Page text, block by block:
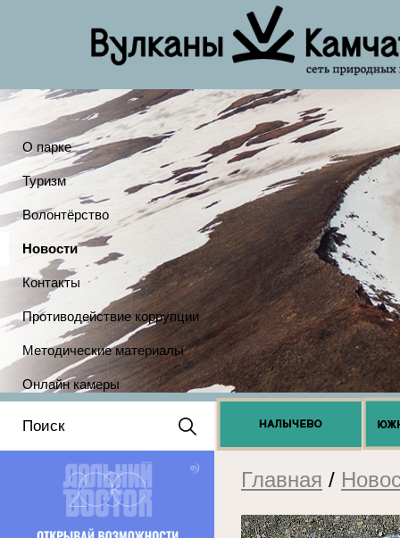
О парке
Туризм
Волонтёрство
Новости
Контакты
Противодействие коррупции
Методические материалы
Онлайн камеры
Положение о выдаче
разрешений 2025
Главная /